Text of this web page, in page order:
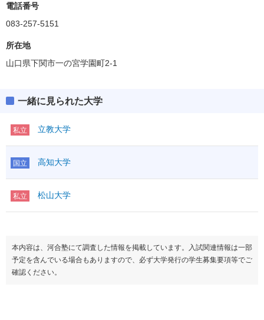
人間科学部
偏差値 35.0(BF除く)
電話番号
083-257-5151
所在地
山口県下関市一の宮学園町2-1
一緒に見られた大学
私立 立教大学
国立 高知大学
私立 松山大学
本内容は、河合塾にて調査した情報を掲載しています。入試関連情報は一部
予定を含んでいる場合もありますので、必ず大学発行の学生募集要項等でご
確認ください。